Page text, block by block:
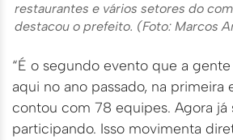
restaurantes e vários setores do
destacou o prefeito. (Foto: Marcos
“É o segundo evento que a
aqui no ano passado, na primeira
contou com 78 equipes. Agora já
participando. Isso movimenta